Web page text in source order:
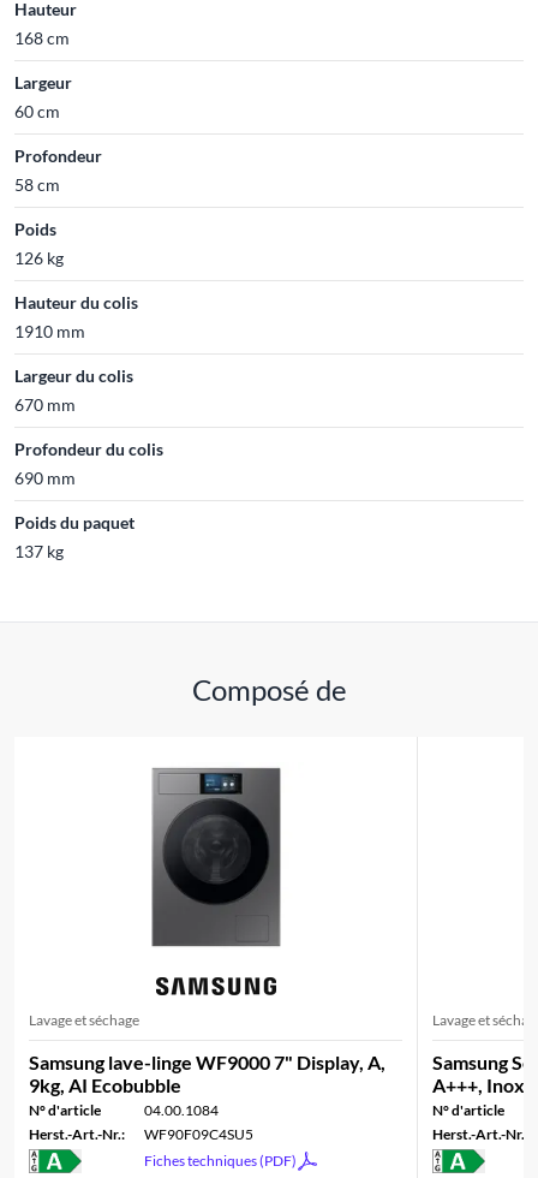
Hauteur
168 cm
Largeur
60 cm
Profondeur
58 cm
Poids
126 kg
Hauteur du colis
1910 mm
Largeur du colis
670 mm
Profondeur du colis
690 mm
Poids du paquet
137 kg
Composé de
Lavage et séchage
Samsung lave-linge WF9000 7" Display, A,
9kg, AI Ecobubble
N° d'article
04.00.1084
Herst.-Art.-Nr.:
WF90F09C4SU5
Fiches techniques (PDF)
Lavage et
Samsung
A+++, Inox
N° d'article
Herst.-Art.-Nr.: